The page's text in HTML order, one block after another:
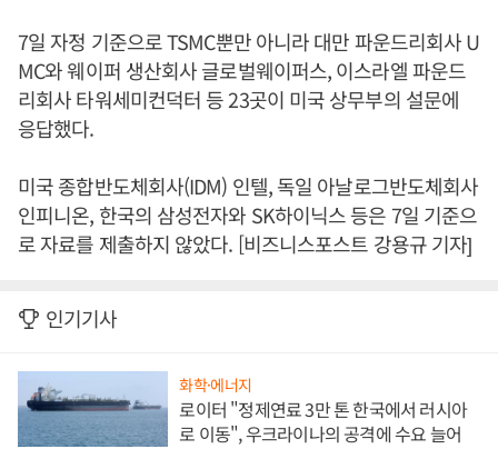
7일 자정 기준으로 TSMC뿐만 아니라 대만 파운드리회사 U
MC와 웨이퍼 생산회사 글로벌웨이퍼스, 이스라엘 파운드
리회사 타워세미컨덕터 등 23곳이 미국 상무부의 설문에
응답했다.
미국 종합반도체회사(IDM) 인텔, 독일 아날로그반도체회사
인피니온, 한국의 삼성전자와 SK하이닉스 등은 7일 기준으
로 자료를 제출하지 않았다. [비즈니스포스트 강용규 기자]
인기기사
화학·에너지
로이터 "정제연료 3만 톤 한국에서 러시아
로 이동", 우크라이나의 공격에 수요 늘어